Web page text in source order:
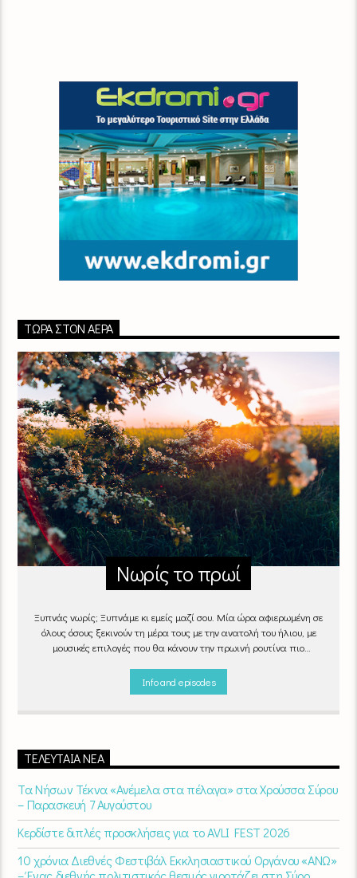
ΤΏΡΑ ΣΤΟΝ ΑΈΡΑ
Νωρίς το πρωί
Ξυπνάς νωρίς; Ξυπνάμε κι εμείς μαζί σου. Μία ώρα αφιερωμένη σε
όλους όσους ξεκινούν τη μέρα τους με την ανατολή του ήλιου, με
μουσικές επιλογές που θα κάνουν την πρωινή ρουτίνα πιο
06:00 - 07:00 στον Empneusi 107 FM
Info and episodes
ΤΕΛΕΥΤΑΊΑ ΝΈΑ
Τα Νήσων Τέκνα «Ανέμελα στα πέλαγα» στα Χρούσσα Σύρου
– Παρασκευή 7 Αυγούστου
Κερδίστε διπλές προσκλήσεις για το AVLI FEST 2026
10 χρόνια Διεθνές Φεστιβάλ Εκκλησιαστικού Οργάνου «ΑΝΩ»